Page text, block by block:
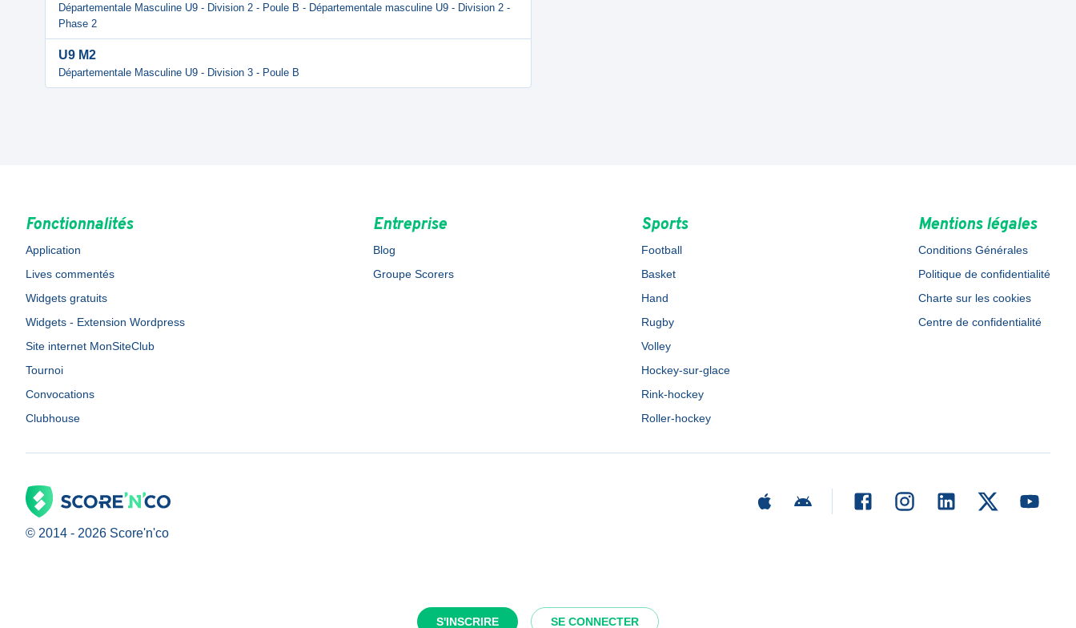
S'INSCRIRE SE CONNECTER
Départementale Masculine U9 - Division 2 - Poule B - Départementale masculine U9 - Division 2 -
Phase 2
U9 M2
Départementale Masculine U9 - Division 3 - Poule B
Fonctionnalités
Application
Lives commentés
Widgets gratuits
Widgets - Extension Wordpress
Site internet MonSiteClub
Tournoi
Convocations
Clubhouse
Entreprise
Blog
Groupe Scorers
Sports
Football
Basket
Hand
Rugby
Volley
Hockey-sur-glace
Rink-hockey
Roller-hockey
Mentions légales
Conditions Générales
Politique de confidentialité
Charte sur les cookies
Centre de confidentialité
© 2014 - 2026 Score'n'co